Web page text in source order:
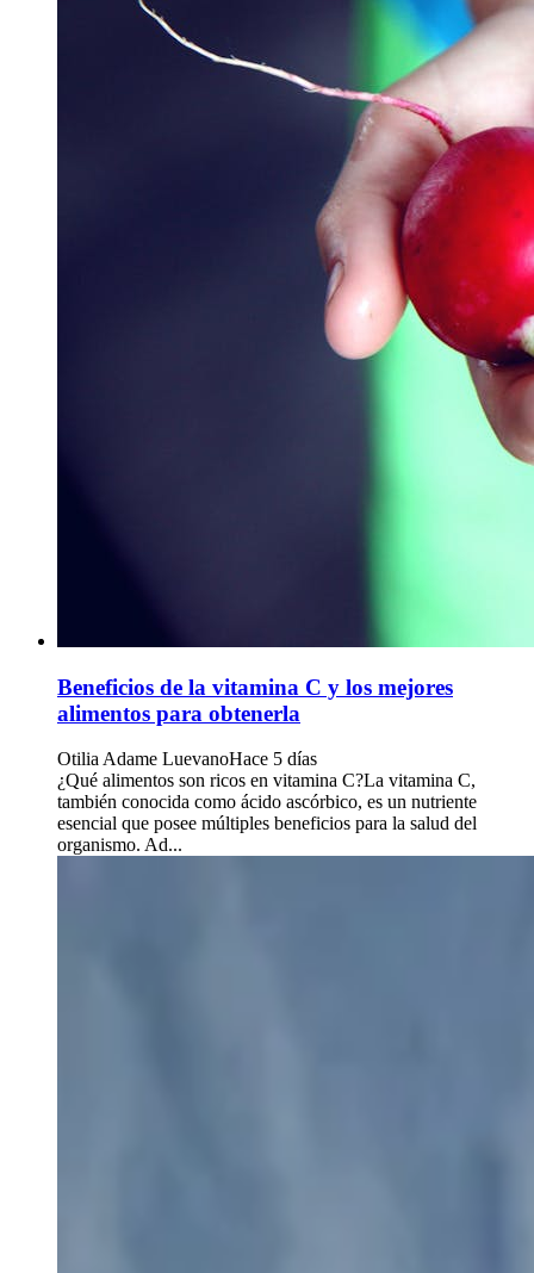
Beneficios de la vitamina C y los mejores
alimentos para obtenerla
Otilia Adame LuevanoHace 5 días
¿Qué alimentos son ricos en vitamina C?La vitamina C,
también conocida como ácido ascórbico, es un nutriente
esencial que posee múltiples beneficios para la salud del
organismo. Ad...